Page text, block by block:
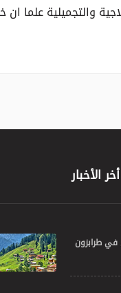
والتجميلية علما
أخر الأخبار
طرابزون